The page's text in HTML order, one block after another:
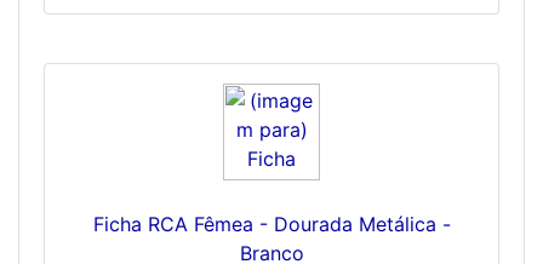
Ficha RCA Fêmea - Dourada Metálica -
Branco